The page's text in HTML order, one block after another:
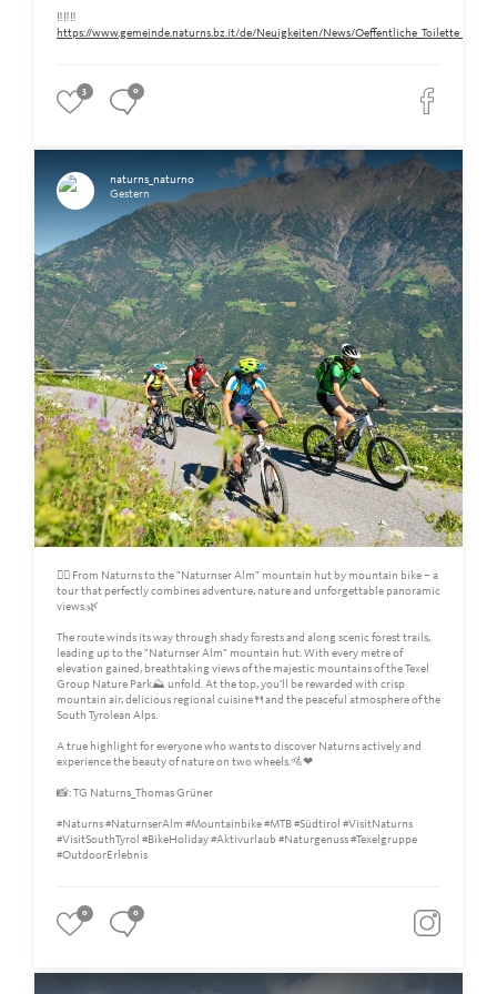
‼️‼️‼️
https://www.gemeinde.naturns.bz.it/de/Neuigkeiten/News/
3 0
naturns_naturno
Gestern
🚵‍♀️ From Naturns to the "Naturnser Alm" mountain hut by mountain bike – a
tour that perfectly combines adventure, nature and unforgettable panoramic
views.🌿
The route winds its way through shady forests and along scenic forest trails,
leading up to the "Naturnser Alm" mountain hut. With every metre of
elevation gained, breathtaking views of the majestic mountains of the Texel
Group Nature Park⛰️ unfold. At the top, you'll be rewarded with crisp
mountain air, delicious regional cuisine🍴and the peaceful atmosphere of the
South Tyrolean Alps.
A true highlight for everyone who wants to discover Naturns actively and
experience the beauty of nature on two wheels.🚵❤
📸: TG Naturns_Thomas Grüner
#Naturns #NaturnserAlm #Mountainbike #MTB #Südtirol #VisitNaturns
#VisitSouthTyrol #BikeHoliday #Aktivurlaub #Naturgenuss #Texelgruppe
#OutdoorErlebnis
0 0